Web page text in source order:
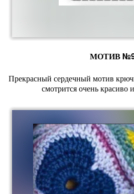
МОТИВ
Прекрасный сердечный мотив
смотрится очень красиво